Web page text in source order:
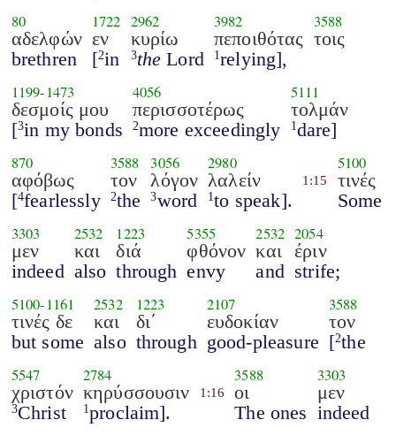
80
αδελφών
brethren
1722
εν
[2in
2962
κυρίω
3the Lord
3982
πεποιθότας
1relying],
3588
τοις
1199-1473
δεσμοίς μου
[3in my bonds
4056
περισσοτέρως
2more exceedingly
5111
τολμάν
1 dare]
870
αφόβως
[4fearlessly
3588
τον
2the
3056
λόγον
3word
2980
λαλείν
1to speak].
1:15
5100
τινές
Some
3303
μεν
indeed
2532
και
also
1223
διά
through
5355
φθόνον
envy
2532
και
and
2054
έριν
strife;
5100-1161
τινές δε
but some
2532
και
also
1223
δι΄
through
2107
ευδοκίαν
good-pleasure
3588
τον
[2the
5547
χριστόν
3Christ
2784
κηρύσσουσιν
1proclaim].
1:16
3588
οι
The ones
3303
μεν
indeed